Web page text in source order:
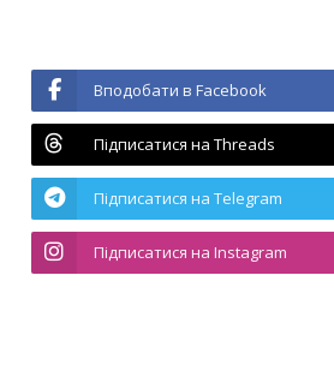
Вподобати в Facebook
Підписатися на Threads
Підписатися на Telegram
Підписатися на Instagram